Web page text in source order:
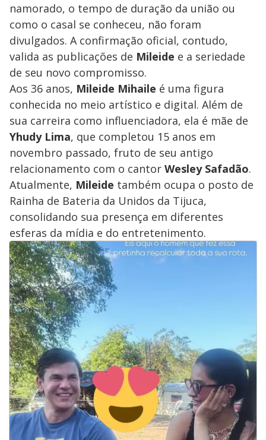
namorado, o tempo de duração da união ou
como o casal se conheceu, não foram
divulgados. A confirmação oficial, contudo,
valida as publicações de Mileide e a seriedade
de seu novo compromisso.
Aos 36 anos, Mileide Mihaile é uma figura
conhecida no meio artístico e digital. Além de
sua carreira como influenciadora, ela é mãe de
Yhudy Lima, que completou 15 anos em
novembro passado, fruto de seu antigo
relacionamento com o cantor Wesley Safadão.
Atualmente, Mileide também ocupa o posto de
Rainha de Bateria da Unidos da Tijuca,
consolidando sua presença em diferentes
esferas da mídia e do entretenimento.